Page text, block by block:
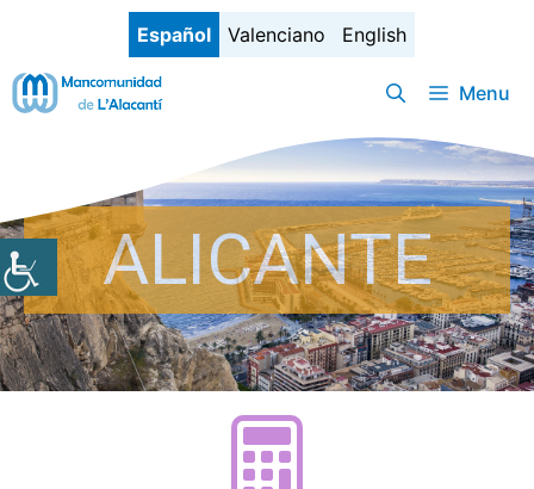
contenido
Español Valenciano English
Menu
ALICANTE